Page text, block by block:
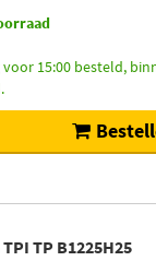
voor 15:00 besteld,
TP B1225H25